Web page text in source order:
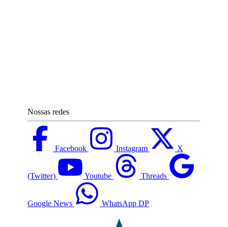
Nossas redes
Facebook Instagram X
(Twitter) Youtube Threads
Google News WhatsApp DP